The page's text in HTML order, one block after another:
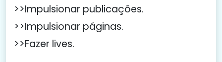
>>Impulsionar publicações.
>>Impulsionar páginas.
>>Fazer lives.